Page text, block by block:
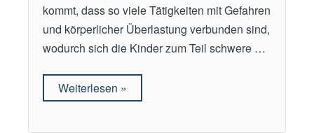
d
e
r
kommt, dass so viele Tätigkeiten mit Gefahren
und körperlicher Überlastung verbunden sind,
wodurch sich die Kinder zum Teil schwere …
Weiterlesen
K
»